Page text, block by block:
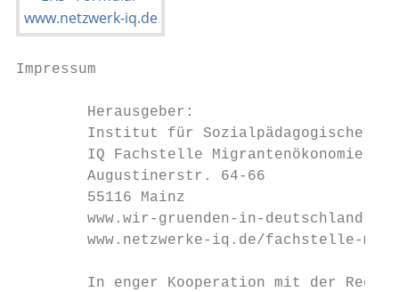
Impressum
        Herausgeber:
Institut für Sozialpädagogische
        IQ Fachstelle Migrantenökonomie
        Augustinerstr. 64-66
        55116 Mainz
        www.wir-gruenden-in-deutschland.de
www.netzwerke-iq.de/fachstelle-
In enger Kooperation mit der